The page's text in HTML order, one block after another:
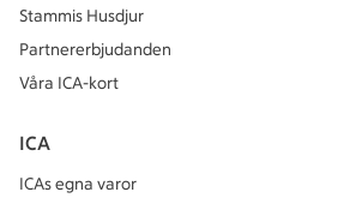
Stammis Husdjur
Partnererbjudanden
Våra ICA-kort
ICA
ICAs egna varor